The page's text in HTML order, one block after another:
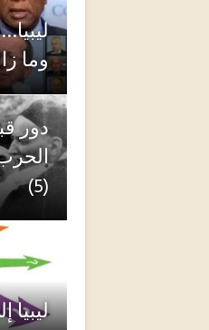
وما
دور
الحرب
(5)
ليبيا